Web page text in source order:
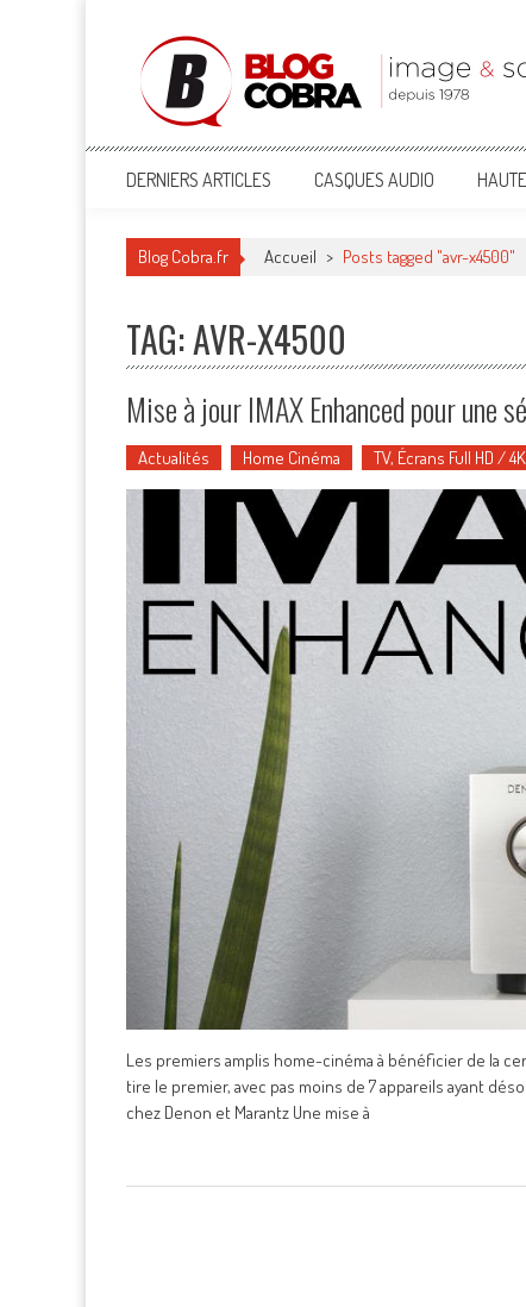
Blog Cobra
Toute l'actu Image & Son !
DERNIERS ARTICLES CASQUES AUDIO
Blog Cobra.fr Accueil > Posts tagged "avr-x4500"
TAG: AVR-X4500
Mise à jour IMAX Enhanced pour une
Actualités Home Cinéma TV, Écrans Full HD /
Les premiers amplis home-cinéma à bénéficier de la
tire le premier, avec pas moins de 7 appareils ayant
chez Denon et Marantz Une mise à